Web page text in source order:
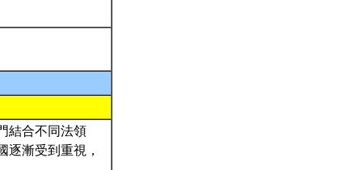
結合不同法領
漸受到重視，